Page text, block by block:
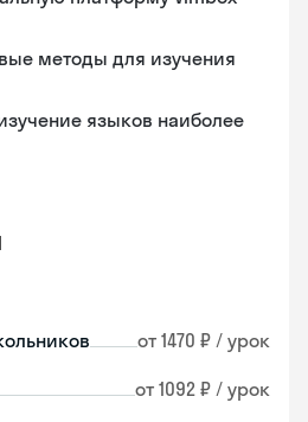
методы для изучения
языков наиболее
от 1470 ₽ / урок
от 1092 ₽ / урок